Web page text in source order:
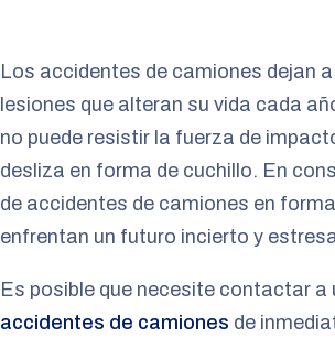
Los accidentes de camiones dejan
lesiones que alteran su vida cada
no puede resistir la fuerza de
desliza en forma de cuchillo. En
de accidentes de camiones en
enfrentan un futuro incierto y
Es posible que necesite contactar a
accidentes de camiones de